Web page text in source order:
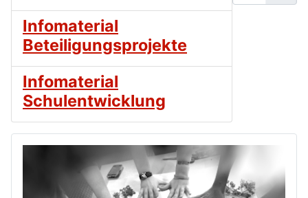
Infomaterial
Beteiligungsprojekte
Infomaterial
Schulentwicklung